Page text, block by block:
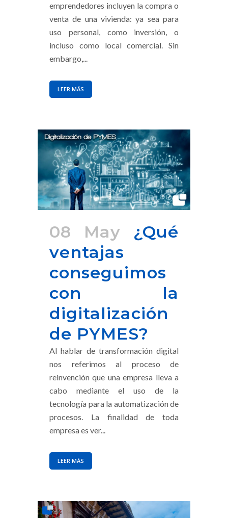
emprendedores incluyen la compra o
venta de una vivienda: ya sea para
uso personal, como inversión, o
incluso como local comercial. Sin
embargo,...
LEER MÁS
08 May
¿Qué
ventajas
conseguimos
con la
digitalización
de PYMES?
Al hablar de transformación digital
nos referimos al proceso de
reinvención que una empresa lleva a
cabo mediante el uso de la
tecnología para la automatización de
procesos. La finalidad de toda
empresa es ver...
LEER MÁS